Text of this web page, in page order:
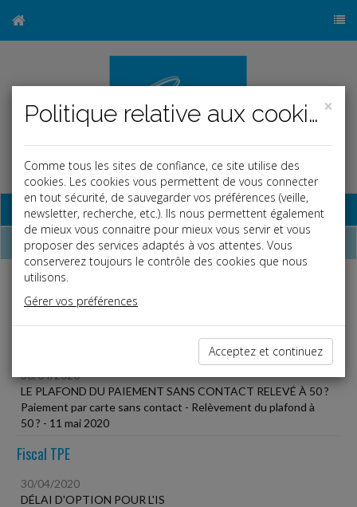
Base documentaire
Dépêches
Liste des dernières dépêches
30/04/2020
LE PLAFOND DU PAIEMENT SANS CONTACT RELEVÉ À 50 ?
Paiement par carte sans contact - Relèvement du plafond à
50 ? - 11 mai 2020
Fiscal TPE
30/04/2020
DÉLAI D'OPTION POUR L'IS
×
Politique relative aux cookies
Comme tous les sites de confiance, ce site utilise des
cookies. Les cookies vous permettent de vous connecter
en tout sécurité, de sauvegarder vos préférences (veille,
newsletter, recherche, etc.). Ils nous permettent également
de mieux vous connaitre pour mieux vous servir et vous
proposer des services adaptés à vos attentes. Vous
conserverez toujours le contrôle des cookies que nous
utilisons.
Gérer vos préférences
Acceptez et continuez